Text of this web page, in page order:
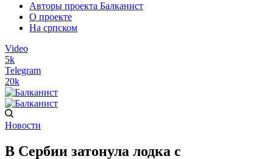
Авторы проекта Балканист
О проекте
На српском
Video
5k
Telegram
20k
Новости
В Сербии затонула лодка с